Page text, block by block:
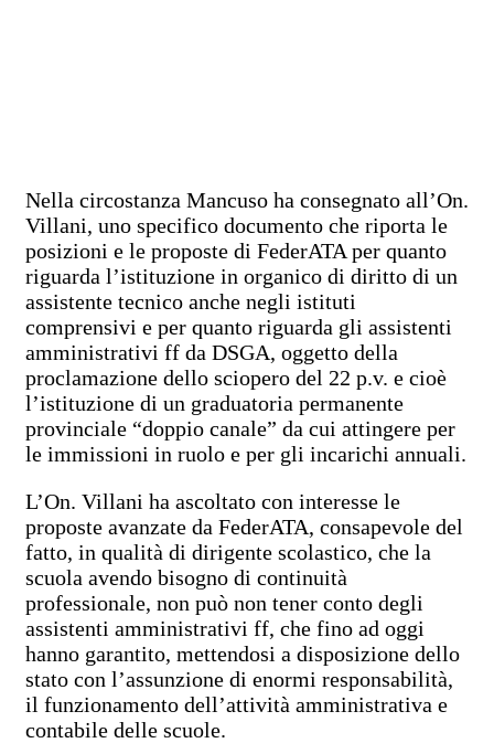
Nella circostanza Mancuso ha consegnato all’On.
Villani, uno specifico documento che riporta le
posizioni e le proposte di FederATA per quanto
riguarda l’istituzione in organico di diritto di un
assistente tecnico anche negli istituti
comprensivi e per quanto riguarda gli assistenti
amministrativi ff da DSGA, oggetto della
proclamazione dello sciopero del 22 p.v. e cioè
l’istituzione di un graduatoria permanente
provinciale “doppio canale” da cui attingere per
le immissioni in ruolo e per gli incarichi annuali.
L’On. Villani ha ascoltato con interesse le
proposte avanzate da FederATA, consapevole del
fatto, in qualità di dirigente scolastico, che la
scuola avendo bisogno di continuità
professionale, non può non tener conto degli
assistenti amministrativi ff, che fino ad oggi
hanno garantito, mettendosi a disposizione dello
stato con l’assunzione di enormi responsabilità,
il funzionamento dell’attività amministrativa e
contabile delle scuole.